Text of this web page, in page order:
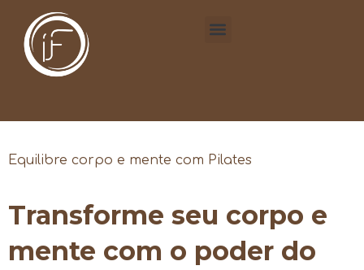
Equilibre corpo e mente com Pilates
Transforme seu corpo e
mente com o poder do